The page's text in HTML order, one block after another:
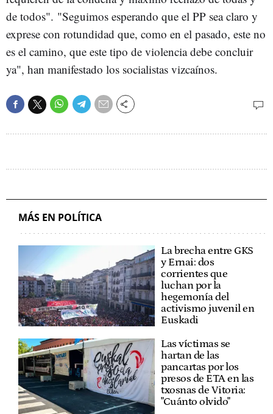
de todos". "Seguimos esperando que el PP sea claro y
exprese con rotundidad que, como en el pasado, este no
es el camino, que este tipo de violencia debe concluir
ya", han manifestado los socialistas vizcaínos.
MÁS EN POLÍTICA
La brecha entre GKS
y Ernai: dos
corrientes que
luchan por la
hegemonía del
activismo juvenil en
Euskadi
Las víctimas se
hartan de las
pancartas por los
presos de ETA en las
txosnas de Vitoria:
"Cuánto olvido"